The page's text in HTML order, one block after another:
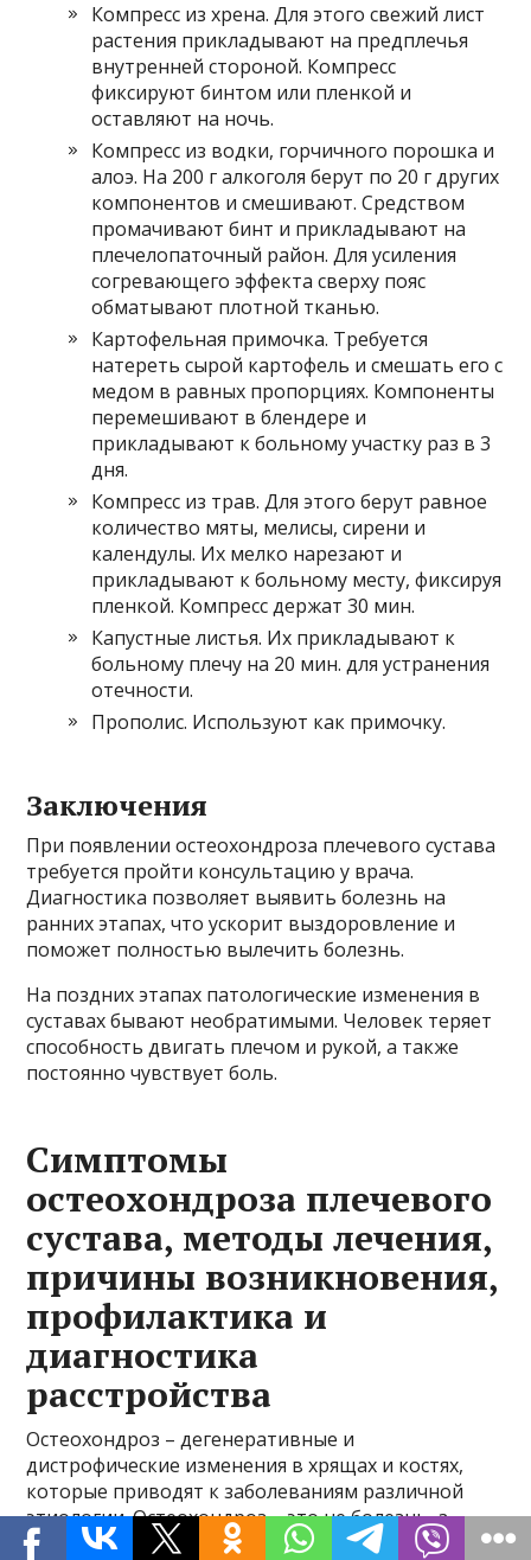
Компресс из хрена. Для этого свежий лист
растения прикладывают на предплечья
внутренней стороной. Компресс
фиксируют бинтом или пленкой и
оставляют на ночь.
Компресс из водки, горчичного порошка и
алоэ. На 200 г алкоголя берут по 20 г других
компонентов и смешивают. Средством
промачивают бинт и прикладывают на
плечелопаточный район. Для усиления
согревающего эффекта сверху пояс
обматывают плотной тканью.
Картофельная примочка. Требуется
натереть сырой картофель и смешать его с
медом в равных пропорциях. Компоненты
перемешивают в блендере и
прикладывают к больному участку раз в 3
дня.
Компресс из трав. Для этого берут равное
количество мяты, мелисы, сирени и
календулы. Их мелко нарезают и
прикладывают к больному месту, фиксируя
пленкой. Компресс держат 30 мин.
Капустные листья. Их прикладывают к
больному плечу на 20 мин. для устранения
отечности.
Прополис. Используют как примочку.
Заключения
При появлении остеохондроза плечевого сустава
требуется пройти консультацию у врача.
Диагностика позволяет выявить болезнь на
ранних этапах, что ускорит выздоровление и
поможет полностью вылечить болезнь.
На поздних этапах патологические изменения в
суставах бывают необратимыми. Человек теряет
способность двигать плечом и рукой, а также
постоянно чувствует боль.
Симптомы
остеохондроза плечевого
сустава, методы лечения,
причины возникновения,
профилактика и
диагностика
расстройства
Остеохондроз – дегенеративные и
дистрофические изменения в хрящах и костях,
которые приводят к заболеваниям различной
этиологии. Остеохондроз – это не болезнь, а
особенность старения. В статье мы разберем